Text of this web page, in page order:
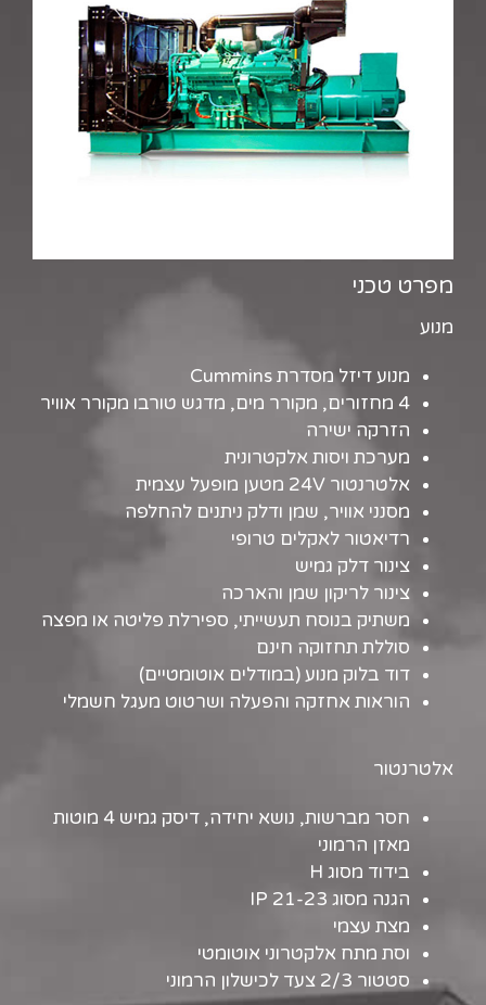
מפרט טכני
מנוע
מנוע דיזל מסדרת Cummins
4 מחזורים, מקורר מים, מדגש טורבו מקורר אוויר
הזרקה ישירה
מערכת ויסות אלקטרונית
אלטרנטור 24V מטען מופעל עצמית
מסנני אוויר, שמן ודלק ניתנים להחלפה
רדיאטור לאקלים טרופי
צינור דלק גמיש
צינור לריקון שמן והארכה
משתיק בנוסח תעשייתי, ספירלת פליטה או מפצה
סוללת תחזוקה חינם
דוד בלוק מנוע (במודלים אוטומטיים)
הוראות אחזקה והפעלה ושרטוט מעגל חשמלי
אלטרנטור
חסר מברשות, נושא יחידה, דיסק גמיש 4 מוטות
מאזן הרמוני
בידוד מסוג H
הגנה מסוג IP 21-23
מצת עצמי
וסת מתח אלקטרוני אוטומטי
סטטור 2/3 צעד לכישלון הרמוני